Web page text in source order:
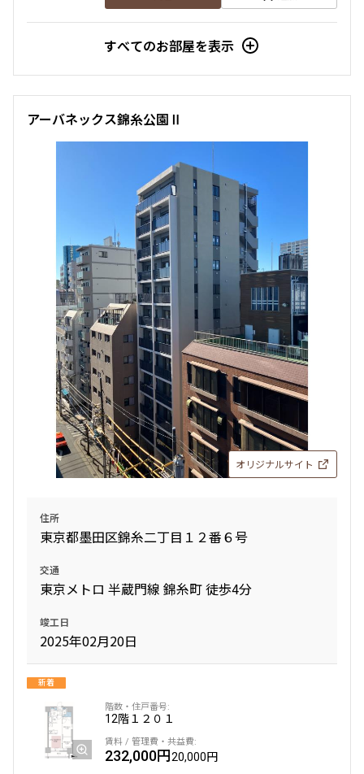
2LDK43.50㎡
賃料改定
250,000円20,000円
1.0ヶ月
2LDK 43.50㎡
新築 三井の賃貸 フリーレント
お問合せ 追加
賃料改定
12階１２０１
197,000円15,000円
1.0ヶ月 無
新築 三井の賃貸 フリーレント
12階１２０２
1.0ヶ月
1LDK 31.11㎡
すべてのお部屋を表示
アーバネックス錦糸公園Ⅱ
オリジナルサイト
住所
東京都墨田区錦糸二丁目１２番６号
交通
東京メトロ 半蔵門線 錦糸町 徒歩4分
竣工日
2025年02月20日
新着
12階 １２０１
232,000円20,000円